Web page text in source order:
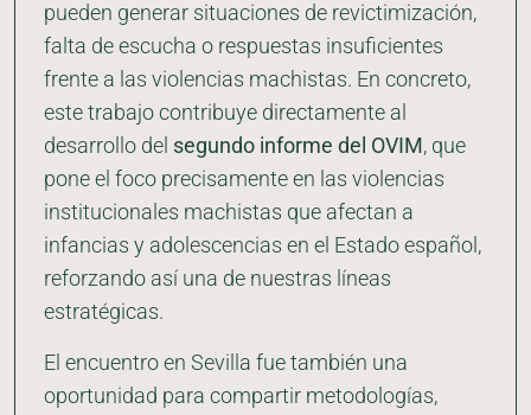
pueden generar situaciones de revictimización,
falta de escucha o respuestas insuficientes
frente a las violencias machistas. En concreto,
este trabajo contribuye directamente al
desarrollo del segundo informe del OVIM , que
pone el foco precisamente en las violencias
institucionales machistas que afectan a
infancias y adolescencias en el Estado español,
reforzando así una de nuestras líneas
estratégicas.
El encuentro en Sevilla fue también una
oportunidad para compartir metodologías,